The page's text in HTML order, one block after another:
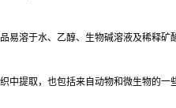
溶于水、乙醇、生物碱溶液及稀释矿
提取，也包括来自动物和微生物的